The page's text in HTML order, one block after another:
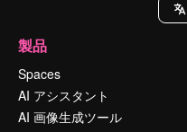
製品
Spaces
AI アシスタント
AI 画像生成ツール